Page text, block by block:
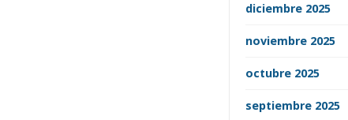
diciembre 2025
noviembre 2025
octubre 2025
septiembre 2025